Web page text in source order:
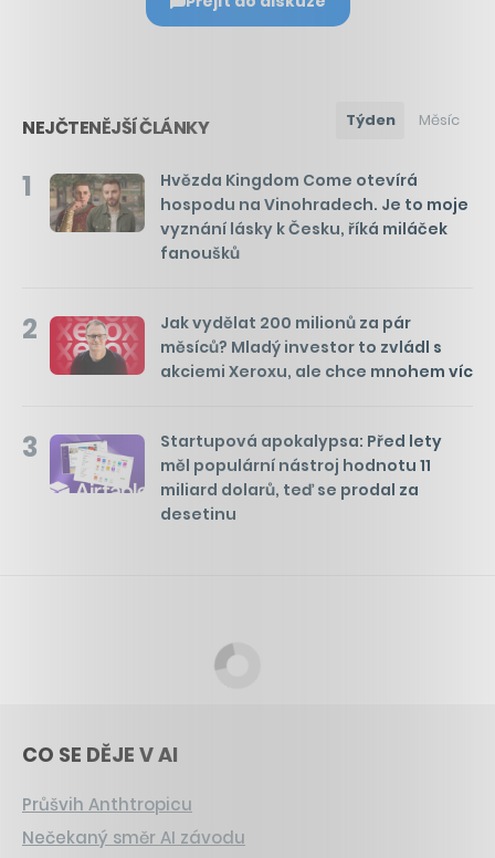
NEJČTENĚJŠÍ ČLÁNKY Týden Měsíc
1
Hvězda Kingdom Come otevírá
hospodu na Vinohradech. Je to moje
vyznání lásky k Česku, říká miláček
fanoušků
2
Jak vydělat 200 milionů za pár
měsíců? Mladý investor to zvládl s
akciemi Xeroxu, ale chce mnohem víc
3
Startupová apokalypsa: Před lety
měl populární nástroj hodnotu 11
miliard dolarů, teď se prodal za
desetinu
CO SE DĚJE V AI
Průšvih Anthtropicu
Nečekaný směr AI závodu